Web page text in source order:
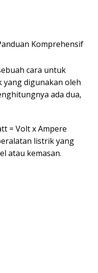
cara untuk
yang digunakan oleh
ada dua,
= Volt x Ampere
listrik yang
atau kemasan.